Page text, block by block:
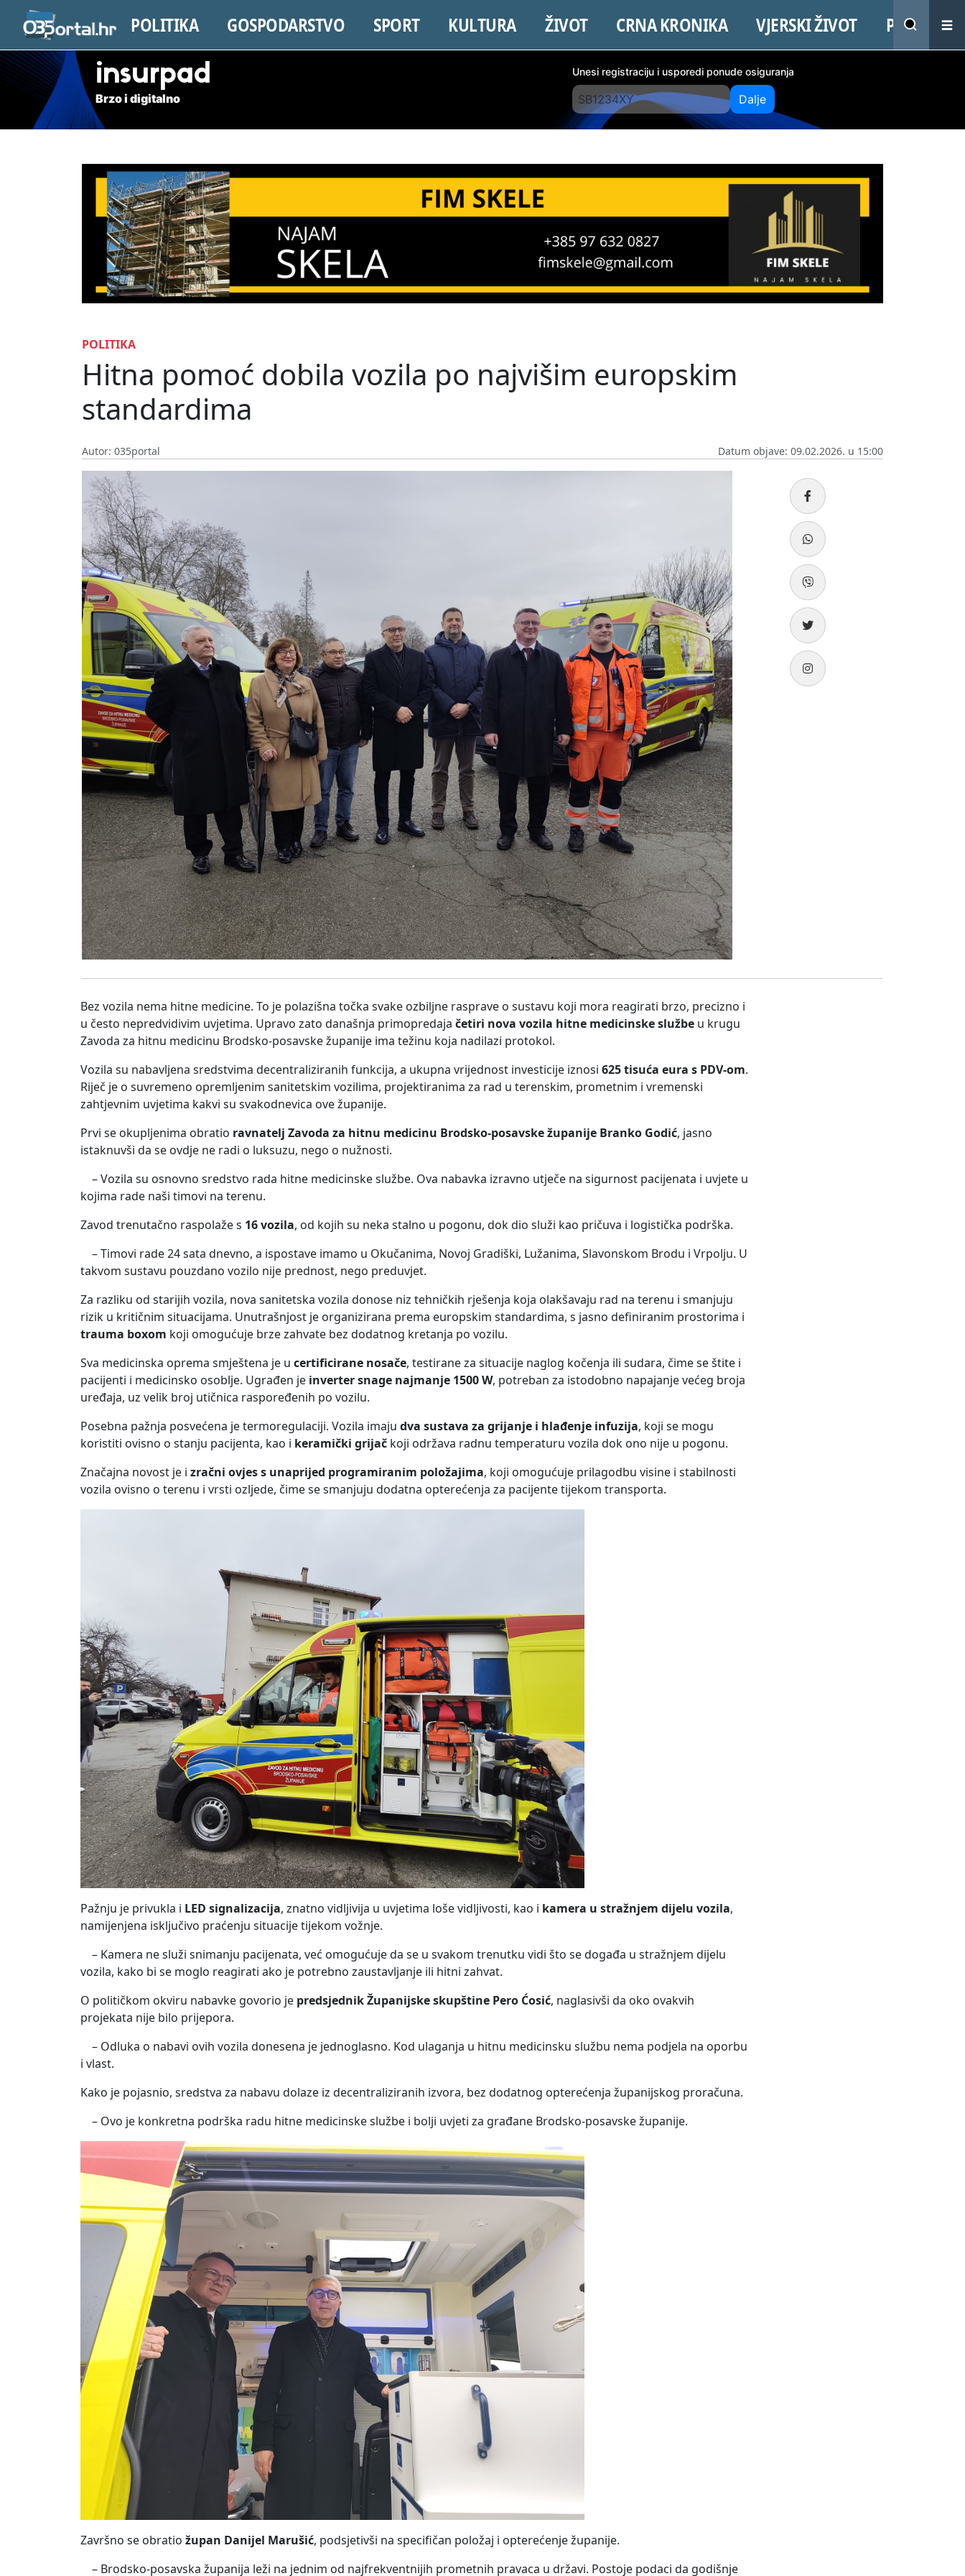
POLITIKA GOSPODARSTVO SPORT KULTURA ŽIVOT CRNA KRONIKA VJERSKI ŽIVOT PROMO
insurpad
Brzo i digitalno
Unesi registraciju i usporedi ponude osiguranja
Dalje
POLITIKA
Hitna pomoć dobila vozila po najvišim europskim
standardima
Autor: 035portal Datum objave: 09.02.2026. u 15:00
Bez vozila nema hitne medicine. To je polazišna točka svake ozbiljne rasprave o sustavu koji mora reagirati brzo, precizno i
u često nepredvidivim uvjetima. Upravo zato današnja primopredaja četiri nova vozila hitne medicinske službe u krugu
Zavoda za hitnu medicinu Brodsko-posavske županije ima težinu koja nadilazi protokol.
Vozila su nabavljena sredstvima decentraliziranih funkcija, a ukupna vrijednost investicije iznosi 625 tisuća eura s PDV-om.
Riječ je o suvremeno opremljenim sanitetskim vozilima, projektiranima za rad u terenskim, prometnim i vremenski
zahtjevnim uvjetima kakvi su svakodnevica ove županije.
Prvi se okupljenima obratio ravnatelj Zavoda za hitnu medicinu Brodsko-posavske županije Branko Godić, jasno
istaknuvši da se ovdje ne radi o luksuzu, nego o nužnosti.
– Vozila su osnovno sredstvo rada hitne medicinske službe. Ova nabavka izravno utječe na sigurnost pacijenata i uvjete u
kojima rade naši timovi na terenu.
Zavod trenutačno raspolaže s 16 vozila, od kojih su neka stalno u pogonu, dok dio služi kao pričuva i logistička podrška.
– Timovi rade 24 sata dnevno, a ispostave imamo u Okučanima, Novoj Gradiški, Lužanima, Slavonskom Brodu i Vrpolju. U
takvom sustavu pouzdano vozilo nije prednost, nego preduvjet.
Za razliku od starijih vozila, nova sanitetska vozila donose niz tehničkih rješenja koja olakšavaju rad na terenu i smanjuju
rizik u kritičnim situacijama. Unutrašnjost je organizirana prema europskim standardima, s jasno definiranim prostorima i
trauma boxom koji omogućuje brze zahvate bez dodatnog kretanja po vozilu.
Sva medicinska oprema smještena je u certificirane nosače, testirane za situacije naglog kočenja ili sudara, čime se štite i
pacijenti i medicinsko osoblje. Ugrađen je inverter snage najmanje 1500 W, potreban za istodobno napajanje većeg broja
uređaja, uz velik broj utičnica raspoređenih po vozilu.
Posebna pažnja posvećena je termoregulaciji. Vozila imaju dva sustava za grijanje i hlađenje infuzija, koji se mogu
koristiti ovisno o stanju pacijenta, kao i keramički grijač koji održava radnu temperaturu vozila dok ono nije u pogonu.
Značajna novost je i zračni ovjes s unaprijed programiranim položajima, koji omogućuje prilagodbu visine i stabilnosti
vozila ovisno o terenu i vrsti ozljede, čime se smanjuju dodatna opterećenja za pacijente tijekom transporta.
Pažnju je privukla i LED signalizacija, znatno vidljivija u uvjetima loše vidljivosti, kao i kamera u stražnjem dijelu vozila,
namijenjena isključivo praćenju situacije tijekom vožnje.
– Kamera ne služi snimanju pacijenata, već omogućuje da se u svakom trenutku vidi što se događa u stražnjem dijelu
vozila, kako bi se moglo reagirati ako je potrebno zaustavljanje ili hitni zahvat.
O političkom okviru nabavke govorio je predsjednik Županijske skupštine Pero Ćosić, naglasivši da oko ovakvih
projekata nije bilo prijepora.
– Odluka o nabavi ovih vozila donesena je jednoglasno. Kod ulaganja u hitnu medicinsku službu nema podjela na oporbu
i vlast.
Kako je pojasnio, sredstva za nabavu dolaze iz decentraliziranih izvora, bez dodatnog opterećenja županijskog proračuna.
– Ovo je konkretna podrška radu hitne medicinske službe i bolji uvjeti za građane Brodsko-posavske županije.
Završno se obratio župan Danijel Marušić, podsjetivši na specifičan položaj i opterećenje županije.
– Brodsko-posavska županija leži na jednim od najfrekventnijih prometnih pravaca u državi. Postoje podaci da godišnje